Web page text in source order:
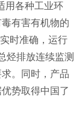
用各种工业环
毒有害有机物的
时准确，运行
烃排放连续监测
。同时 ， 产品
优势取得中国了